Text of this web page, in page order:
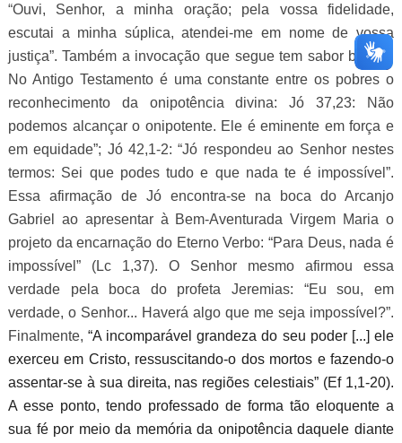
“Ouvi, Senhor, a minha oração; pela vossa fidelidade,
escutai a minha súplica, atendei-me em nome de vossa
justiça”. Também a invocação que segue tem sabor bíblico.
No Antigo Testamento é uma constante entre os pobres o
reconhecimento da onipotência divina: Jó 37,23: Não
podemos alcançar o onipotente. Ele é eminente em força e
em equidade”; Jó 42,1-2: “Jó respondeu ao Senhor nestes
termos: Sei que podes tudo e que nada te é impossível”.
Essa afirmação de Jó encontra-se na boca do Arcanjo
Gabriel ao apresentar à Bem-Aventurada Virgem Maria o
projeto da encarnação do Eterno Verbo: “Para Deus, nada é
impossível” (Lc 1,37). O Senhor mesmo afirmou essa
verdade pela boca do profeta Jeremias: “Eu sou, em
verdade, o Senhor... Haverá algo que me seja impossível?”.
Finalmente,“A incomparável grandeza do seu poder [...] ele
exerceu em Cristo, ressuscitando-o dos mortos e fazendo-o
assentar-se à sua direita, nas regiões celestiais” (Ef 1,1-20).
A esse ponto, tendo professado de forma tão eloquente a
sua fé por meio da memória da onipotência daquele diante